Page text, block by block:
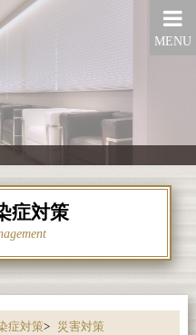
MENU
症対策
症対策> 災害対策